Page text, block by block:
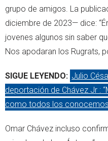
grupo de amigos. La
diciembre de 2023— dice:
jovenes algunos sin saber
Nos apodaran los Rugrats,
SIGUE LEYENDO: Julio
deportación de Chávez Jr :
como todos los
Omar Chávez incluso